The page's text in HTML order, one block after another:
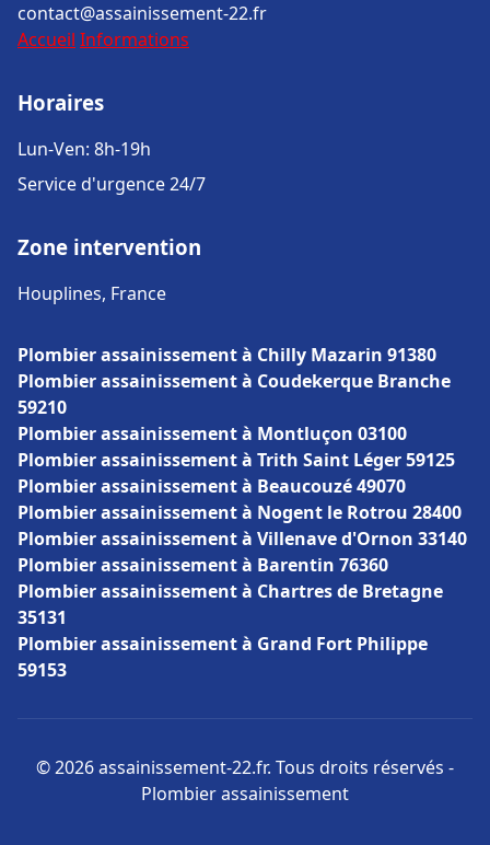
contact@assainissement-22.fr
Accueil Informations
Horaires
Lun-Ven: 8h-19h
Service d'urgence 24/7
Zone intervention
Houplines, France
Plombier assainissement à Chilly Mazarin 91380
Plombier assainissement à Coudekerque Branche
59210
Plombier assainissement à Montluçon 03100
Plombier assainissement à Trith Saint Léger 59125
Plombier assainissement à Beaucouzé 49070
Plombier assainissement à Nogent le Rotrou 28400
Plombier assainissement à Villenave d'Ornon 33140
Plombier assainissement à Barentin 76360
Plombier assainissement à Chartres de Bretagne
35131
Plombier assainissement à Grand Fort Philippe
59153
© 2026 assainissement-22.fr. Tous droits réservés -
Plombier assainissement